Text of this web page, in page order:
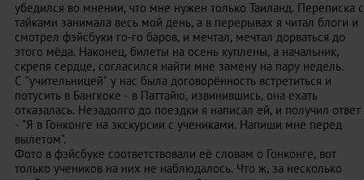
убедился во мнении, что мне нужен только Таиланд. Переписка с
тайками занимала весь мой день, а в перерывах я читал блоги и
смотрел фэйсбуки го-го баров, и мечтал, мечтал дорваться до
этого мёда. Наконец, билеты на осень куплены, а начальник,
скрепя сердце, согласился найти мне замену на пару недель.
С "учительницей" у нас была договорённость встретиться и
потусить в Бангкоке - в Паттайю, извинившись, она ехать
отказалась. Незадолго до поездки я написал ей, и получил ответ
- "Я в Гонконге на экскурсии с учениками. Напиши мне перед
вылетом".
Фото в фэйсбуке соответствовали её словам о Гонконге, вот
только учеников на них не наблюдалось. Что ж, за несколько